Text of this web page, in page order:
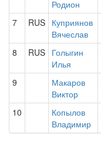
Родион
7 RUS Куприянов
Вячеслав
8 RUS Голыгин
Илья
9
Макаров
Виктор
10
Копылов
Владимир